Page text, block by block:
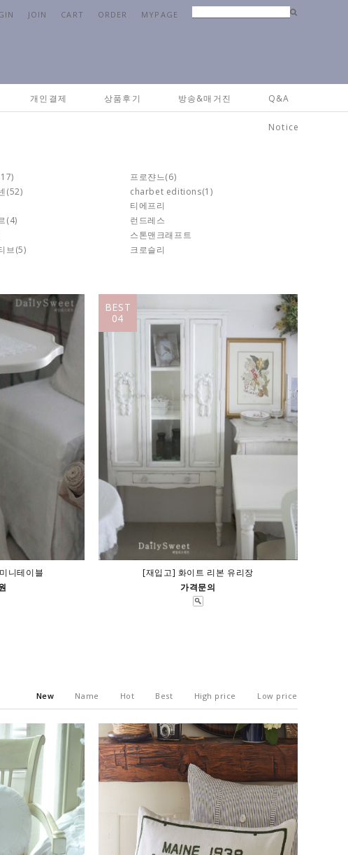
JOIN CART ORDER MYPAGE
개인결제 상품후기 방송&매거진 Q&A
Notice
프로쟌느(6)
(52) charbet editions(1)
티에프리
(4)
런드레스
스톤맨크래프트
브(5)
크로슬리
니테이블
BEST
04
[재입고] 화이트 리본 유리장
가격문의
New Name Hot Best High price Low price